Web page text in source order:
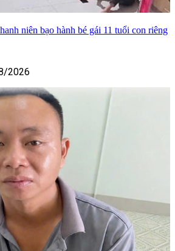
niên bạo hành bé gái 11 tuổi con riêng
2026